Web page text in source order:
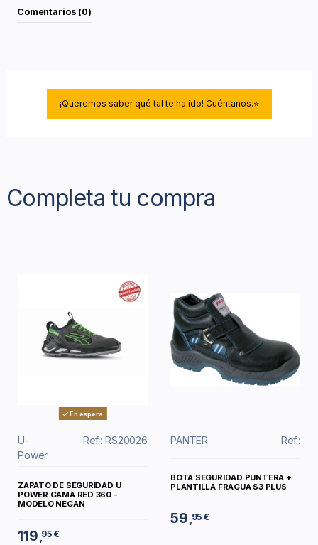
Comentarios (0)
¡Queremos saber qué tal te ha ido! Cuéntanos.⭐
Completa tu compra
En espera
U-
Power
Ref.: RS20026
ZAPATO DE SEGURIDAD U
POWER GAMA RED 360 -
MODELO NEGAN
119 ,95 €
PANTER Ref.:
BOTA SEGURIDAD PUNTERA +
PLANTILLA FRAGUA S3 PLUS
59 ,95 €